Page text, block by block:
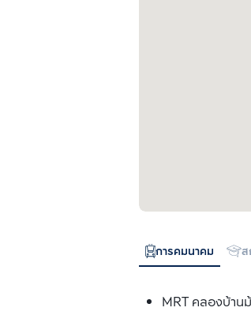
การคมนาคม ส
MRT คลองบ้าน